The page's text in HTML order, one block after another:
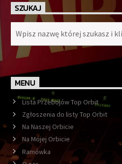
SZUKAJ
MENU
Lista Przebojów Top Orbit
Zgłoszenia do listy Top Orbit
Na Naszej Orbicie
Na Mojej Orbicie
Ramówka